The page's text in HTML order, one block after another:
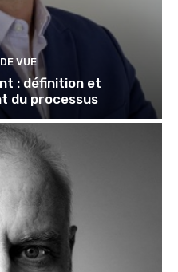
VUE
: définition et
du processus